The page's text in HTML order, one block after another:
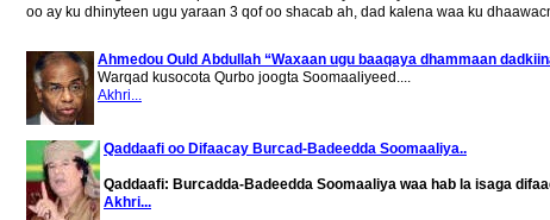
oo ay ku dhinyteen ugu yaraan 3 qof oo shacab ah, dad kalena waa ku
Ahmedou Ould Abdullah “Waxaan ugu baaqaya dhammaan
Warqad kusocota Qurbo joogta Soomaaliyeed....
Akhri...
Qaddaafi oo Difaacay Burcad-Badeedda Soomaaliya..
Qaddaafi: Burcadda-Badeedda Soomaaliya waa hab la isaga
Akhri...